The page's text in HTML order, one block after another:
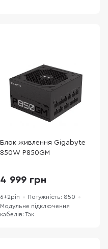
Блок живлення Gigabyte
850W P850GM
4 999 грн
6+2pin
Потужність: 850
Модульне підключення
кабелів: Так